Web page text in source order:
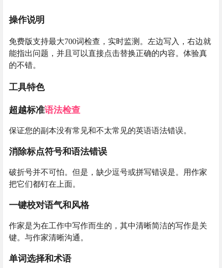
操作说明
免费版支持最大700词检查，实时监测。左边写入，右边就
能指出问题，并且可以直接点击替换正确的内容。体验真
的不错。
工具特色
超越标准语法检查
保证您的副本没有常见和不太常见的英语语法错误。
消除标点符号和语法错误
破折号并不可怕。但是，缺少逗号或拼写错误是。用作家
把它们都钉在上面。
一键校对语气和风格
作家是为在工作中写作而生的，其中清晰简洁的写作是关
键。与作家清晰沟通。
单词选择和术语